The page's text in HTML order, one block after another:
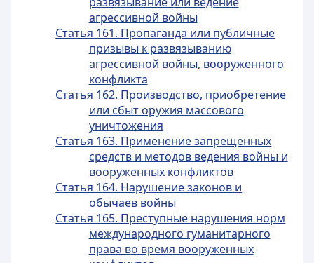
агрессивной войны
Статья 161. Пропаганда или публичные
призывы к развязыванию
агрессивной войны, вооруженного
конфликта
Статья 162. Производство, приобретение
или сбыт оружия массового
уничтожения
Статья 163. Применение запрещенных
средств и методов ведения войны и
вооруженных конфликтов
Статья 164. Нарушение законов и
обычаев войны
Статья 165. Преступные нарушения норм
международного гуманитарного
права во время вооруженных